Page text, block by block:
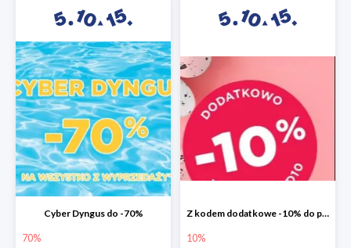
Cyber Dyngus do -70%
70%
Z kodem dodatkowe -10% do promocji -50%!
10%